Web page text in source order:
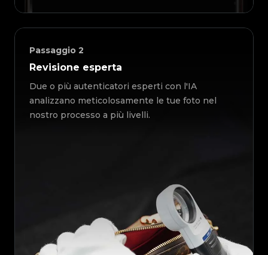
Passaggio 2
Revisione esperta
Due o più autenticatori esperti con l'IA
analizzano meticolosamente le tue foto nel
nostro processo a più livelli.